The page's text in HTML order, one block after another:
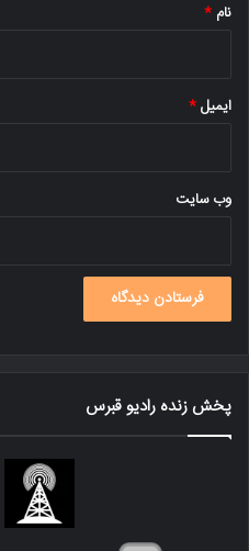
نام *
ایمیل*
وب‌ سایت
پخش زنده رادیو قبرس